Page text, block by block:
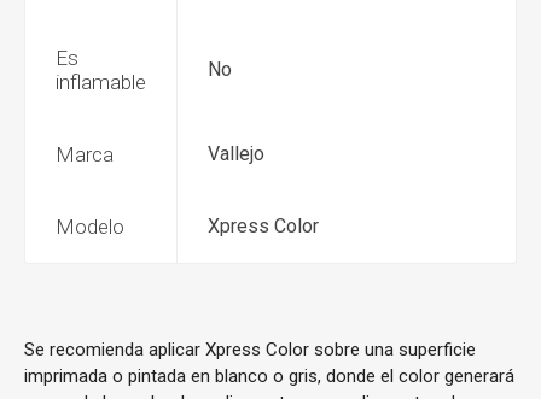
Es
inflamable
No
Marca Vallejo
Modelo Xpress Color
Se recomienda aplicar Xpress Color sobre una superficie
imprimada o pintada en blanco o gris, donde el color generará